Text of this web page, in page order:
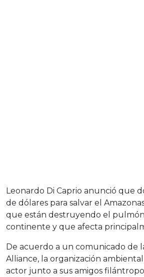
Leonardo Di Caprio anunció que
de dólares para salvar el
que están destruyendo el
continente y que afecta
De acuerdo a un comunicado de
Alliance, la organización
actor junto a sus amigos